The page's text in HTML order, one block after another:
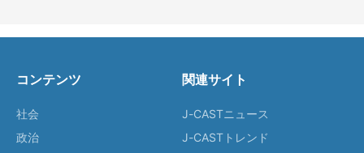
コンテンツ
社会
政治
関連サイト
J-CASTニュース
J-CASTトレンド